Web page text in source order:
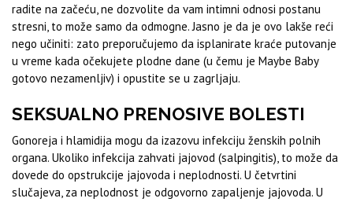
radite na začeću, ne dozvolite da vam intimni odnosi postanu
stresni, to može samo da odmogne. Jasno je da je ovo lakše reći
nego učiniti: zato preporučujemo da isplanirate kraće putovanje
u vreme kada očekujete plodne dane (u čemu je Maybe Baby
gotovo nezamenljiv) i opustite se u zagrljaju.
SEKSUALNO PRENOSIVE BOLESTI
Gonoreja i hlamidija mogu da izazovu infekciju ženskih polnih
organa. Ukoliko infekcija zahvati jajovod (salpingitis), to može da
dovede do opstrukcije jajovoda i neplodnosti. U četvrtini
slučajeva, za neplodnost je odgovorno zapaljenje jajovoda. U